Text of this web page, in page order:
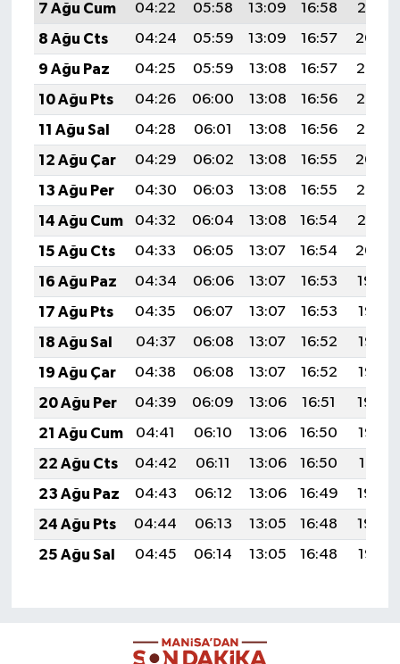
7 Ağu Cum
04:22 05:58 13:09 16:58
20:10
8 Ağu Cts
04:24 05:59 13:09 16:57
20:09
9 Ağu Paz
04:25 05:59 13:08 16:57
20:07
10 Ağu Pts
04:26 06:00 13:08 16:56
20:06
11 Ağu Sal
04:28 06:01 13:08 16:56
20:05
12 Ağu Çar
04:29 06:02 13:08 16:55
20:04
13 Ağu Per
04:30 06:03 13:08 16:55
20:03
14 Ağu Cum
04:32 06:04 13:08 16:54
20:01
15 Ağu Cts
04:33 06:05 13:07 16:54
20:00
16 Ağu Paz
04:34 06:06 13:07 16:53
19:59
17 Ağu Pts
04:35 06:07 13:07 16:53
19:58
18 Ağu Sal
04:37 06:08 13:07 16:52
19:56
19 Ağu Çar
04:38 06:08 13:07 16:52
19:55
20 Ağu Per
04:39 06:09 13:06 16:51
19:54
21 Ağu Cum
04:41 06:10 13:06 16:50
19:52
22 Ağu Cts
04:42 06:11 13:06 16:50
19:51
23 Ağu Paz
04:43 06:12 13:06 16:49
19:49
24 Ağu Pts
04:44 06:13 13:05 16:48
19:48
25 Ağu Sal
04:45 06:14 13:05 16:48 19:47